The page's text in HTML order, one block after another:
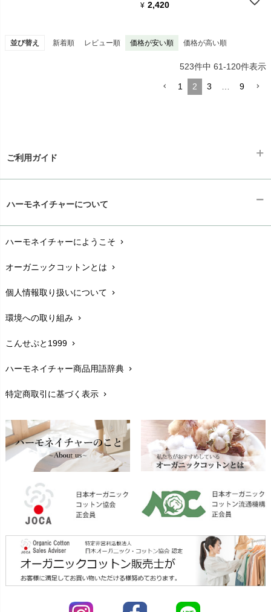
¥ 2,420
並び替え 新着順 レビュー順 価格が安い順 価格が高い順
523件中 61-120件表示
1 2 3 9
ご利用ガイド
配送と送料chevron_right
在庫状況と発送予定chevron_right
サイズ・寸法chevron_right
生地・素材chevron_right
お手入れについて
レビューを書こうchevron_right
返品交換chevron_right
FAXでのご注文
お問い合わせchevron_right
ハーモネイチャーについて
ハーモネイチャーにようこそ chevron_right
オーガニックコットンとは chevron_right
個人情報取り扱いについて chevron_right
環境への取り組み chevron_right
こんせぷと1999 chevron_right
ハーモネイチャー商品用語辞典 chevron_right
特定商取引に基づく表示 chevron_right